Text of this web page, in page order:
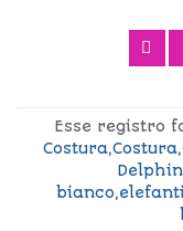
Esse registro
Costura,Costura,
bianco,